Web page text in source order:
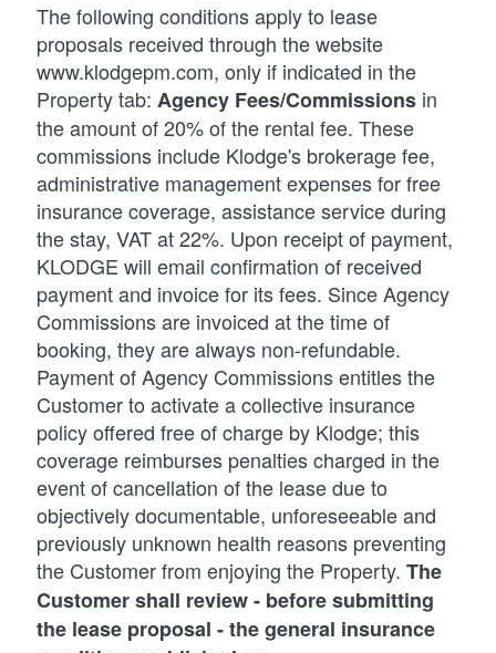
The following conditions apply to lease
proposals received through the website
www.klodgepm.com, only if indicated in the
Property tab: Agency Fees/Commissionsin
the amount of 20% of the rental fee. These
commissions include Klodge's brokerage fee,
administrative management expenses for free
insurance coverage, assistance service during
the stay, VAT at 22%. Upon receipt of payment,
KLODGE will email confirmation of received
payment and invoice for its fees. Since Agency
Commissions are invoiced at the time of
booking, they are always non-refundable.
Payment of Agency Commissions entitles the
Customer to activate a collective insurance
policy offered free of charge by Klodge; this
coverage reimburses penalties charged in the
event of cancellation of the lease due to
objectively documentable, unforeseeable and
previously unknown health reasons preventing
the Customer from enjoying the Property. The
Customer shall review - before submitting
the lease proposal - the general insurance